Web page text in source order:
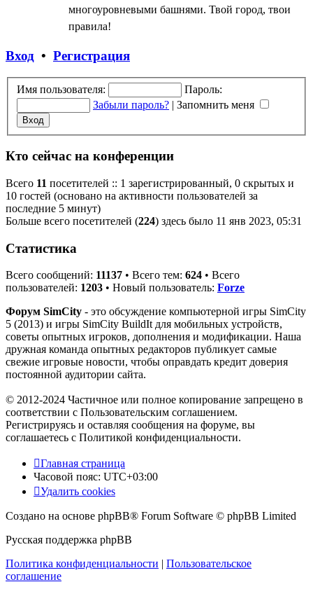
многоуровневыми башнями. Твой город, твои
правила!
Вход • Регистрация
Имя пользователя:
Пароль:
Забыли пароль? | Запомнить меня
Кто сейчас на конференции
Всего 11 посетителей :: 1 зарегистрированный, 0 скрытых и
10 гостей (основано на активности пользователей за
последние 5 минут)
Больше всего посетителей (224) здесь было 11 янв 2023, 05:31
Статистика
Всего сообщений: 11137 • Всего тем: 624 • Всего
пользователей: 1203 • Новый пользователь: Forze
Форум SimCity - это обсуждение компьютерной игры SimCity
5 (2013) и игры SimCity BuildIt для мобильных устройств,
советы опытных игроков, дополнения и модификации. Наша
дружная команда опытных редакторов публикует самые
свежие игровые новости, чтобы оправдать кредит доверия
постоянной аудитории сайта.
© 2012-2024 Частичное или полное копирование запрещено в
соответствии с Пользовательским соглашением.
Регистрируясь и оставляя сообщения на форуме, вы
соглашаетесь с Политикой конфиденциальности.
Главная страница
Часовой пояс: UTC+03:00
Удалить cookies
Создано на основе phpBB® Forum Software © phpBB Limited
Русская поддержка phpBB
Политика конфиденциальности | Пользовательское
соглашение